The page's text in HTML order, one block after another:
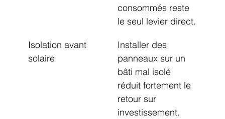
consommés reste
le seul levier direct.
Isolation avant
solaire
Installer des
panneaux sur un
bâti mal isolé
réduit fortement le
retour sur
investissement.